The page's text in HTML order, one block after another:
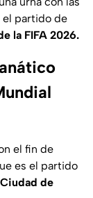
el partido de
la FIFA 2026.
el fin de
es el partido
de